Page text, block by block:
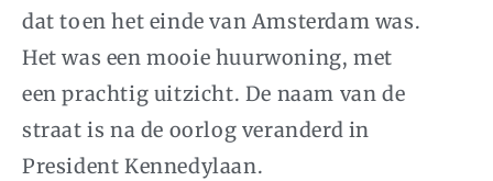
dat toen het einde van Amsterdam was.
Het was een mooie huurwoning, met
een prachtig uitzicht. De naam van de
straat is na de oorlog veranderd in
President Kennedylaan.